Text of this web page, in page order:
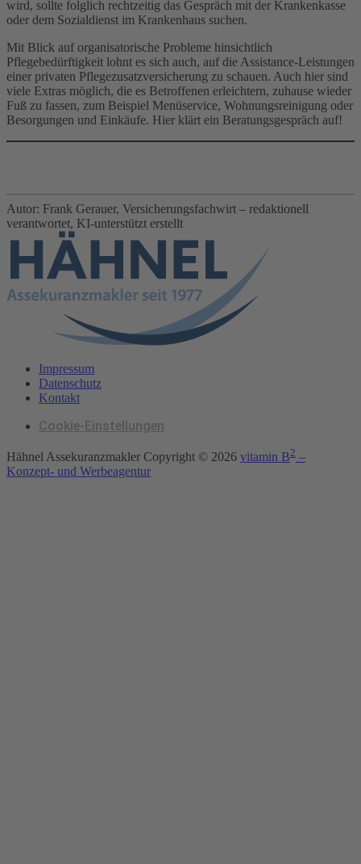
wird, sollte folglich rechtzeitig das Gespräch mit der Krankenkasse
oder dem Sozialdienst im Krankenhaus suchen.
Mit Blick auf organisatorische Probleme hinsichtlich
Pflegebedürftigkeit lohnt es sich auch, auf die Assistance-Leistungen
einer privaten Pflegezusatzversicherung zu schauen. Auch hier sind
viele Extras möglich, die es Betroffenen erleichtern, zuhause wieder
Fuß zu fassen, zum Beispiel Menüservice, Wohnungsreinigung oder
Besorgungen und Einkäufe. Hier klärt ein Beratungsgespräch auf!
Autor: Frank Gerauer, Versicherungsfachwirt – redaktionell
verantwortet, KI-unterstützt erstellt
Impressum
Datenschutz
Kontakt
Cookie-Einstellungen
Hähnel Assekuranzmakler Copyright © 2026 vitamin B2 –
Konzept- und Werbeagentur